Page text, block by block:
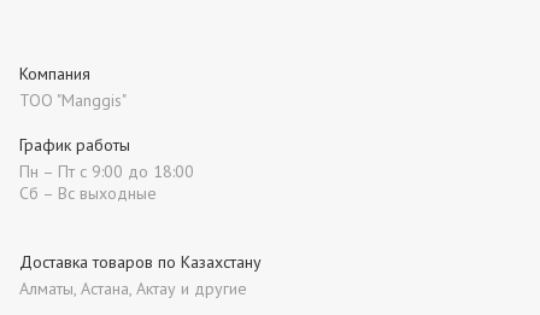
Компания
ТОО "Manggis"
Доставка товаров по Казахстану
Алматы, Астана, Актау и другие
График работы
Пн – Пт с 9:00 до 18:00
Сб – Вс выходные